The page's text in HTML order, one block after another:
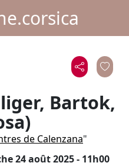
Bartok,
de Calenzana"
24 août 2025 - 11h00